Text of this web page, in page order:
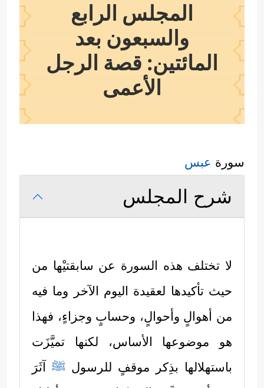
المجلس الرابع
والسبعون بعد
المائتين: قصة الرجل
الأعمى
سورة عبس
شرح المجلس
لا تختلف هذه السورة عن سابقتيْها من
حيث تأكيدها لعقيدة اليوم الآخر وما فيه
من أهوالٍ وأحوالٍ، وحسابٍ وجزاءٍ، فهذا
هو موضوعها الأساس، لكنها تميَّزَت
باستهلالها بذِكر موقفٍ للرسول ﷺ آثَرَ